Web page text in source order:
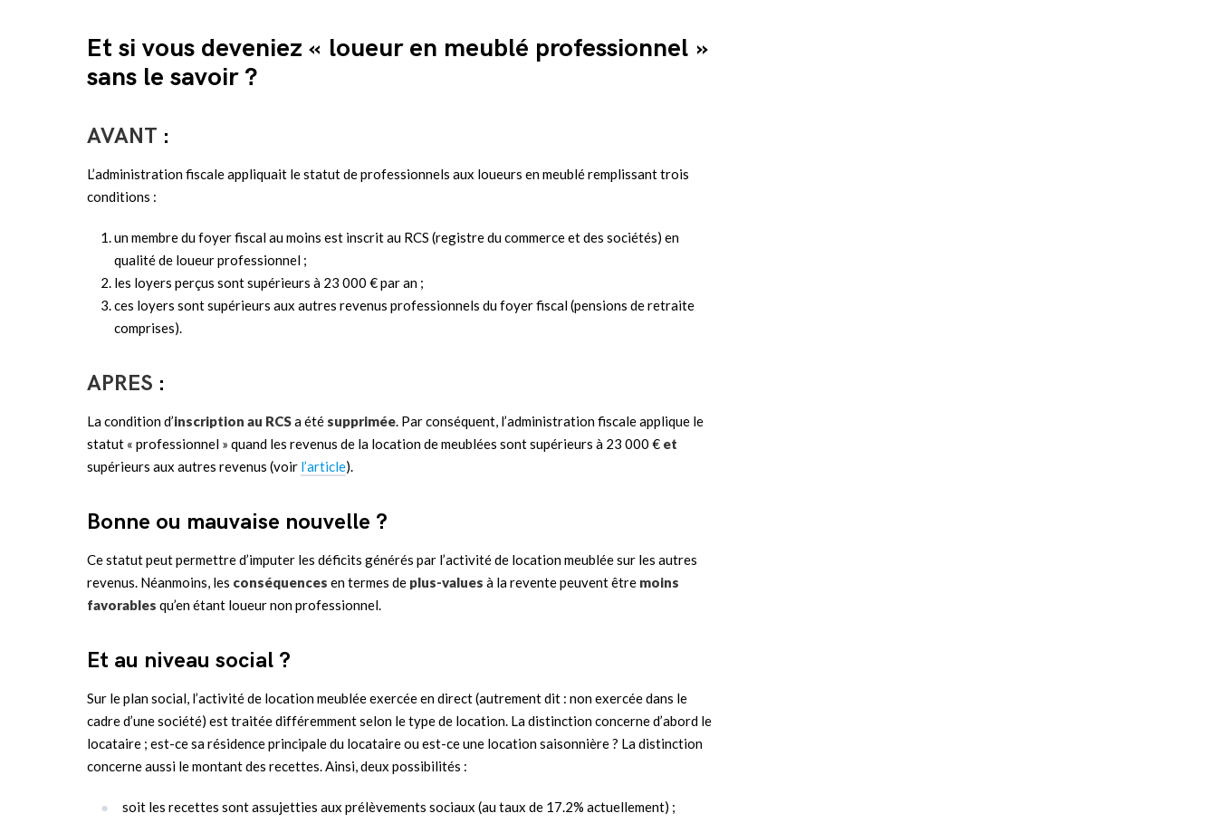
Et si vous deveniez « loueur en meublé professionnel »
sans le savoir ?
AVANT :
L’administration fiscale appliquait le statut de professionnels aux loueurs en meublé remplissant trois
conditions :
un membre du foyer fiscal au moins est inscrit au RCS (registre du commerce et des sociétés) en
qualité de loueur professionnel ;
les loyers perçus sont supérieurs à 23 000 € par an ;
ces loyers sont supérieurs aux autres revenus professionnels du foyer fiscal (pensions de retraite
comprises).
APRES :
La condition d’inscription au RCSa été supprimée. Par conséquent, l’administration fiscale applique le
statut « professionnel » quand les revenus de la location de meublées sont supérieurs à 23 000 € et
supérieurs aux autres revenus (voir l’article).
Bonne ou mauvaise nouvelle ?
Ce statut peut permettre d’imputer les déficits générés par l’activité de location meublée sur les autres
revenus. Néanmoins, les conséquences en termes de plus-values à la revente peuvent être moins
favorables qu’en étant loueur non professionnel.
Et au niveau social ?
Sur le plan social, l’activité de location meublée exercée en direct (autrement dit : non exercée dans le
cadre d’une société) est traitée différemment selon le type de location. La distinction concerne d’abord le
locataire ; est-ce sa résidence principale du locataire ou est-ce une location saisonnière ? La distinction
concerne aussi le montant des recettes. Ainsi, deux possibilités :
soit les recettes sont assujetties aux prélèvements sociaux (au taux de 17.2% actuellement) ;